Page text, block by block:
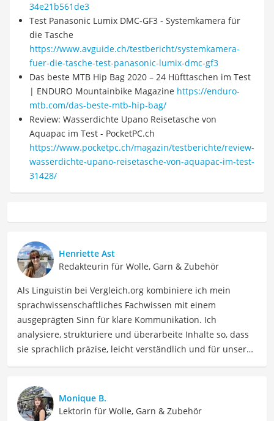
34e21b561de3
Test Panasonic Lumix DMC-GF3 - Systemkamera für
die Tasche
https://www.avguide.ch/testbericht/systemkamera-
fuer-die-tasche-test-panasonic-lumix-dmc-gf3
Das beste MTB Hip Bag 2020 – 24 Hüfttaschen im Test
| ENDURO Mountainbike Magazine https://enduro-
mtb.com/das-beste-mtb-hip-bag/
Review: Wasserdichte Upano Reisetasche von
Aquapac im Test - PocketPC.ch
https://www.pocketpc.ch/magazin/testberichte/review-
wasserdichte-upano-reisetasche-von-aquapac-im-test-
31428/
Henriette Ast
Redakteurin für Wolle, Garn & Zubehör
Als Linguistin bei Vergleich.org kombiniere ich mein
sprachwissenschaftliches Fachwissen mit einem
ausgeprägten Sinn für klare Kommunikation. Ich
analysiere, strukturiere und überarbeite Inhalte so, dass
sie sprachlich präzise, leicht verständlich und für unsere
beschäftige ich mich gerne mit verschiedenen Hobbys
und Freizeitaktivitäten. Dieses Interesse spiegelt sich in
Monique B.
Lektorin für Wolle, Garn & Zubehör